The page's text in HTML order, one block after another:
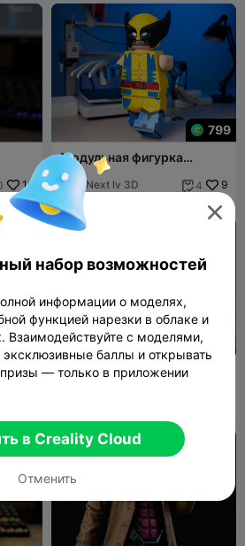
16
799
Модульная фигурка
Росомахи
Next lv 3D  4 9
Фигурка оборотня

набор возможностей
информации о моделях,
функцией нарезки в облаке и
Взаимодействуйте с моделями,
эксклюзивные баллы и открывать
— только в приложении
в Creality Cloud
Отменить